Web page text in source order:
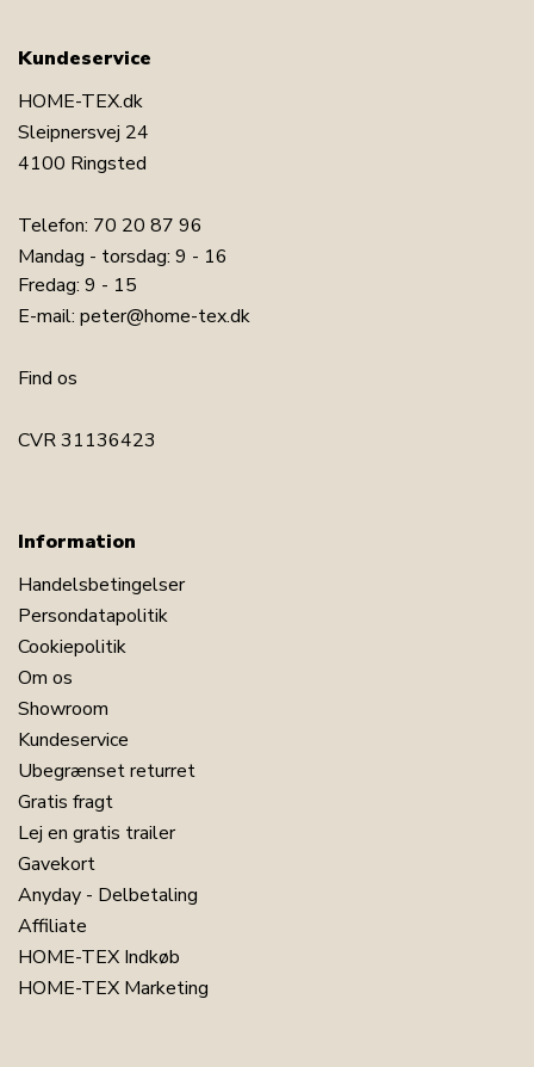
Kundeservice
HOME-TEX.dk
Sleipnersvej 24
4100 Ringsted
Telefon: 70 20 87 96
Mandag - torsdag: 9 - 16
Fredag: 9 - 15
E-mail: peter@home-tex.dk
Find os
CVR 31136423
Information
Handelsbetingelser
Persondatapolitik
Cookiepolitik
Om os
Showroom
Kundeservice
Ubegrænset returret
Gratis fragt
Lej en gratis trailer
Gavekort
Anyday - Delbetaling
Affiliate
HOME-TEX Indkøb
HOME-TEX Marketing